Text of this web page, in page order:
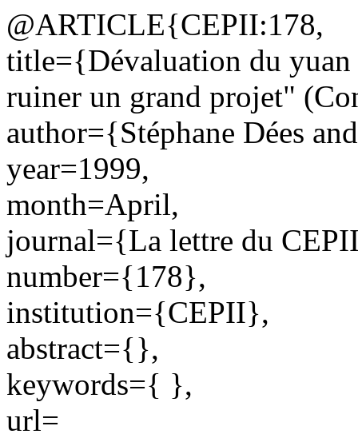
@ARTICLE{CEPII:178,
title={Dévaluation du yuan
ruiner un grand projet"
author={Stéphane Dées
year=1999,
month=April,
journal={La lettre du
number={178},
institution={CEPII},
abstract={},
keywords={ },
url=